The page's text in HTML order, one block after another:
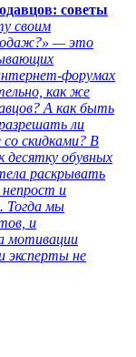
советы
своим
— это
форумах
как же
А как быть
ли
скидками? В
десятку обувных
раскрывать
и
Тогда мы
и
мотивации
эксперты не